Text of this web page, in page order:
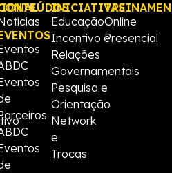
INICIATIVAS
Educação
Incentivo e
Relações
Governamentais
Pesquisa e
Orientação
Network
e
Trocas
Online
Presencial